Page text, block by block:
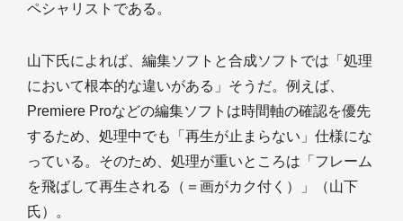
ペシャリストである。
山下氏によれば、編集ソフトと合成ソフトでは「処理
において根本的な違いがある」そうだ。例えば、
Premiere Proなどの編集ソフトは時間軸の確認を優先
するため、処理中でも「再生が止まらない」仕様にな
っている。そのため、処理が重いところは「フレーム
を飛ばして再生される（＝画がカク付く）」（山下
氏）。